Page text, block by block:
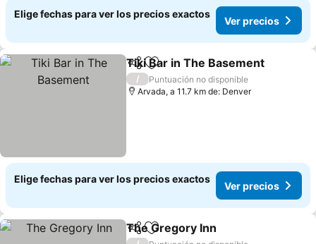
Elige fechas para ver los precios exactos
Ver precios
Compartir
Agregar a favoritos
Tiki Bar in The Basement
/
Puntuación no disponible
Arvada, a 11.7 km de: Denver
Elige fechas para ver los precios exactos
Ver precios
Compartir
Agregar a favoritos
The Gregory Inn